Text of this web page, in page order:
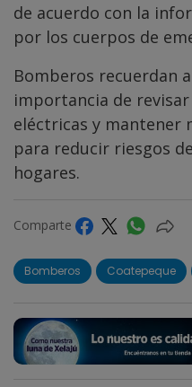
de acuerdo con la
por los cuerpos de
Bomberos recuerdan
importancia de
eléctricas y mantener
para reducir riesgos
hogares.
Comparte
Bomberos Coatepeque